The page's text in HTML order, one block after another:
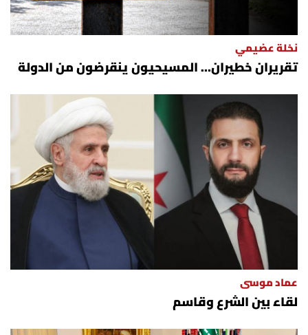
نخلة عضيمي
تقريران خطيران… المسيحيون ينقرضون من الدولة
عماد موسى
لقاء بين الشرع وقاسم